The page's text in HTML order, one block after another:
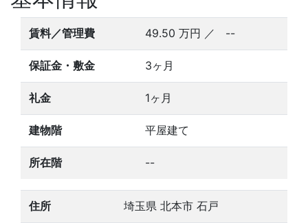
賃料／管理費 49.50 万円 ／ --
保証金・敷金 3ヶ月
礼金 1ヶ月
建物階 平屋建て
所在階 --
住所 埼玉県 北本市 石戸